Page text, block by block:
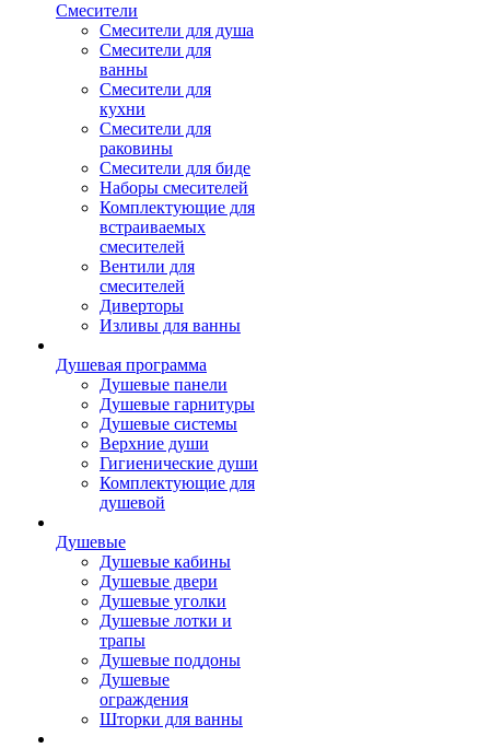
Смесители
Смесители для душа
Смесители для
ванны
Смесители для
кухни
Смесители для
раковины
Смесители для биде
Наборы смесителей
Комплектующие для
встраиваемых
смесителей
Вентили для
смесителей
Диверторы
Изливы для ванны
Душевая программа
Душевые панели
Душевые гарнитуры
Душевые системы
Верхние души
Гигиенические души
Комплектующие для
душевой
Душевые
Душевые кабины
Душевые двери
Душевые уголки
Душевые лотки и
трапы
Душевые поддоны
Душевые
ограждения
Шторки для ванны